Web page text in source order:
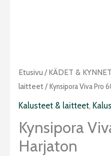
Etusivu / KÄDET & KYNNET
laitteet/ Kynsipora Viva Pro
Kalusteet & laitteet,
Kynsipora
Harjaton
Alkuperäinen
hinta
oli:
on:
Kynsipora
Viva
Pro
harjaton
määrä